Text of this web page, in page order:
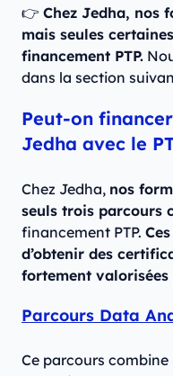
👉 Chez Jedha, nos
mais seules
financement PTP.
dans la section
Peut-on
Jedha avec le
Chez Jedha, nos
seuls trois parcours
financement PTP.
d’obtenir des
fortement valorisées
Parcours Data
Ce parcours